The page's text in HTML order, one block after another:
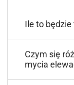
Ile to będzie
Czym się
mycia